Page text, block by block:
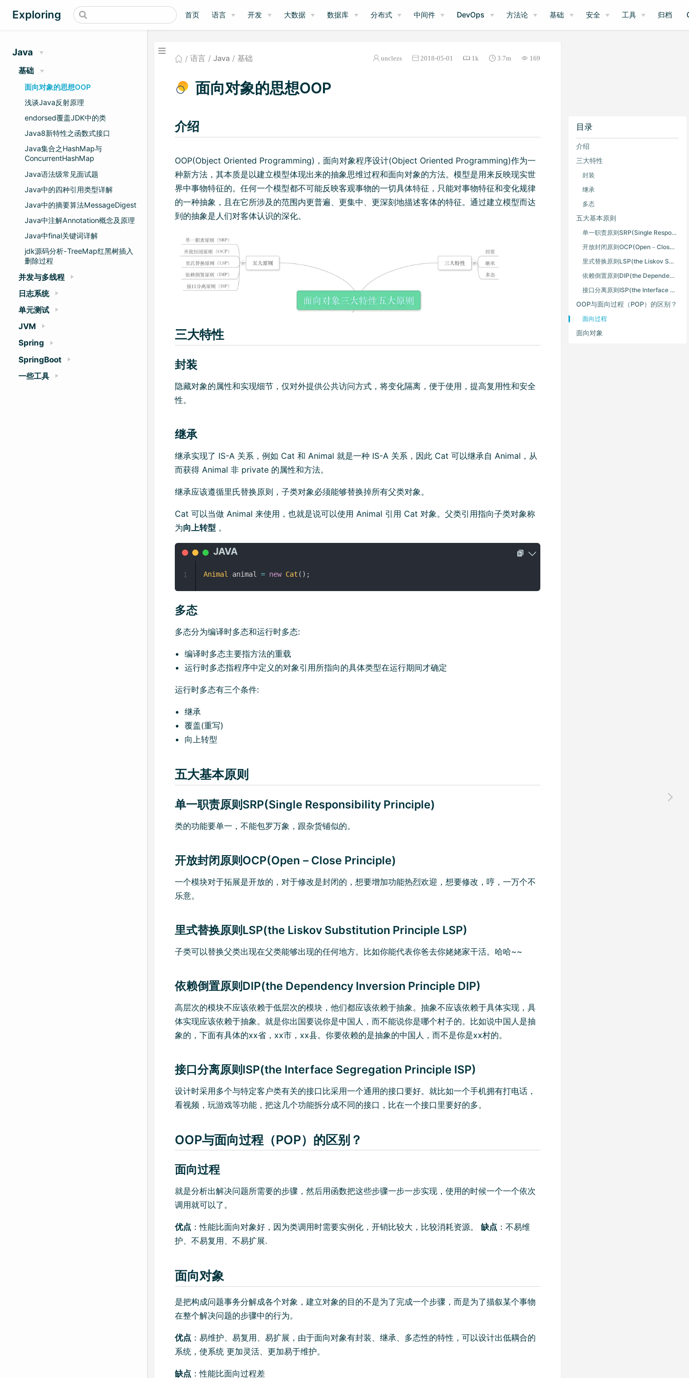
Exploring 首页 语言 开发 大数据 数据库 分布式 中间件 DevOps 方法论 基础 安全 工具 归档
Java
基础
面向对象的思想OOP
浅谈Java反射原理
endorsed覆盖JDK中的类
Java8新特性之函数式接口
Java集合之HashMap与
ConcurrentHashMap
Java语法级常见面试题
Java中的四种引用类型详解
Java中的摘要算法MessageDigest
Java中注解Annotation概念及原理
Java中final关键词详解
jdk源码分析-TreeMap红黑树插入
删除过程
并发与多线程
日志系统
单元测试
JVM
Spring
SpringBoot
一些工具
语言 Java 基础 unclezs 2018-05-01 1k 3.7m 169
目录
介绍
三大特性
封装
继承
多态
五大基本原则
单一职责原则SRP(Single Responsibility Principle)
开放封闭原则OCP(Open－Close Principle)
里式替换原则LSP(the Liskov Substitution Principle LSP)
依赖倒置原则DIP(the Dependency Inversion Principle DIP)
接口分离原则ISP(the Interface Segregation Principle ISP)
OOP与面向过程（POP）的区别？
面向过程
面向对象
面向对象的思想OOP
介绍
OOP(Object Oriented Programming)，面向对象程序设计(Object Oriented Programming)作为一
种新方法，其本质是以建立模型体现出来的抽象思维过程和面向对象的方法。模型是用来反映现实世
界中事物特征的。任何一个模型都不可能反映客观事物的一切具体特征，只能对事物特征和变化规律
的一种抽象，且在它所涉及的范围内更普遍、更集中、更深刻地描述客体的特征。通过建立模型而达
到的抽象是人们对客体认识的深化。
三大特性
封装
隐藏对象的属性和实现细节，仅对外提供公共访问方式，将变化隔离，便于使用，提高复用性和安全
性。
继承
继承实现了 IS-A 关系，例如 Cat 和 Animal 就是一种 IS-A 关系，因此 Cat 可以继承自 Animal，从
而获得 Animal 非 private 的属性和方法。
继承应该遵循里氏替换原则，子类对象必须能够替换掉所有父类对象。
Cat 可以当做 Animal 来使用，也就是说可以使用 Animal 引用 Cat 对象。父类引用指向子类对象称
为向上转型 。
Animal animal = new Cat ( ) ;
1
多态
多态分为编译时多态和运行时多态:
编译时多态主要指方法的重载
运行时多态指程序中定义的对象引用所指向的具体类型在运行期间才确定
运行时多态有三个条件:
继承
覆盖(重写)
向上转型
五大基本原则
单一职责原则SRP(Single Responsibility Principle)
类的功能要单一，不能包罗万象，跟杂货铺似的。
开放封闭原则OCP(Open－Close Principle)
一个模块对于拓展是开放的，对于修改是封闭的，想要增加功能热烈欢迎，想要修改，哼，一万个不
乐意。
里式替换原则LSP(the Liskov Substitution Principle LSP)
子类可以替换父类出现在父类能够出现的任何地方。比如你能代表你爸去你姥姥家干活。哈哈~~
依赖倒置原则DIP(the Dependency Inversion Principle DIP)
高层次的模块不应该依赖于低层次的模块，他们都应该依赖于抽象。抽象不应该依赖于具体实现，具
体实现应该依赖于抽象。就是你出国要说你是中国人，而不能说你是哪个村子的。比如说中国人是抽
象的，下面有具体的xx省，xx市，xx县。你要依赖的是抽象的中国人，而不是你是xx村的。
接口分离原则ISP(the Interface Segregation Principle ISP)
设计时采用多个与特定客户类有关的接口比采用一个通用的接口要好。就比如一个手机拥有打电话，
看视频，玩游戏等功能，把这几个功能拆分成不同的接口，比在一个接口里要好的多。
OOP与面向过程（POP）的区别？
面向过程
就是分析出解决问题所需要的步骤，然后用函数把这些步骤一步一步实现，使用的时候一个一个依次
调用就可以了。
优点 ：性能比面向对象好，因为类调用时需要实例化，开销比较大，比较消耗资源。 缺点 ：不易维
护、不易复用、不易扩展.
面向对象
是把构成问题事务分解成各个对象，建立对象的目的不是为了完成一个步骤，而是为了描叙某个事物
在整个解决问题的步骤中的行为。
优点 ：易维护、易复用、易扩展，由于面向对象有封装、继承、多态性的特性，可以设计出低耦合的
系统，使系统 更加灵活、更加易于维护。
缺点 ：性能比面向过程差